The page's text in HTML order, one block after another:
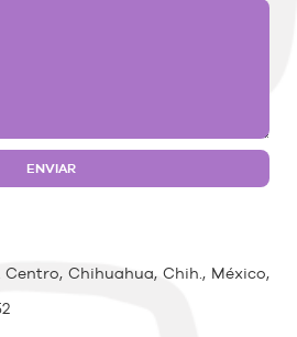
Centro, Chihuahua, Chih., México,